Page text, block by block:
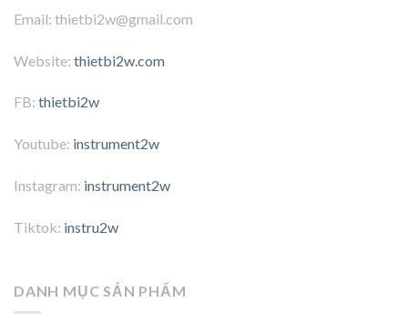
Email: thietbi2w@gmail.com
Website: thietbi2w.com
FB: thietbi2w
Youtube: instrument2w
Instagram: instrument2w
Tiktok: instru2w
DANH MỤC SẢN PHẨM